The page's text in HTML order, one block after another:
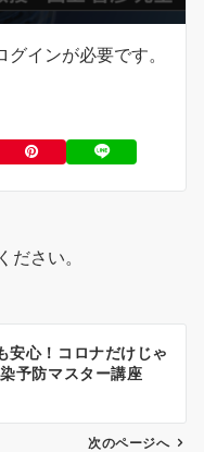
インが必要です。
さい。
安心！コロナだけじゃ
予防マスター講座
次のページへ